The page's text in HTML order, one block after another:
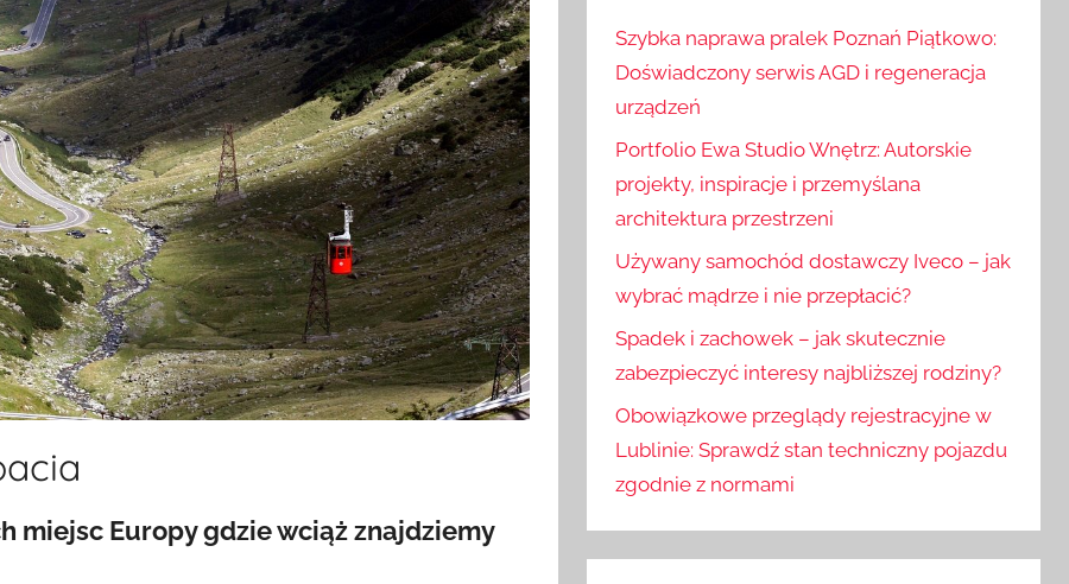
miejsc Europy gdzie wciąż znajdziemy
:
a
j
Szybka naprawa pralek Poznań Piątkowo:
Doświadczony serwis AGD i regeneracja
urządzeń
Portfolio Ewa Studio Wnętrz: Autorskie
projekty, inspiracje i przemyślana
architektura przestrzeni
Używany samochód dostawczy Iveco – jak
wybrać mądrze i nie przepłacić?
Spadek i zachowek – jak skutecznie
zabezpieczyć interesy najbliższej rodziny?
Obowiązkowe przeglądy rejestracyjne w
Lublinie: Sprawdź stan techniczny pojazdu
zgodnie z normami